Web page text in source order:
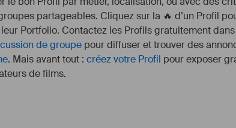
partageables. Cliquez sur la 🔥 d’un Profil
Portfolio. Contactez les Profils gratuitement
de groupe pour diffuser et trouver des
. Mais avant tout : créez votre Profil pour exposer
de films.